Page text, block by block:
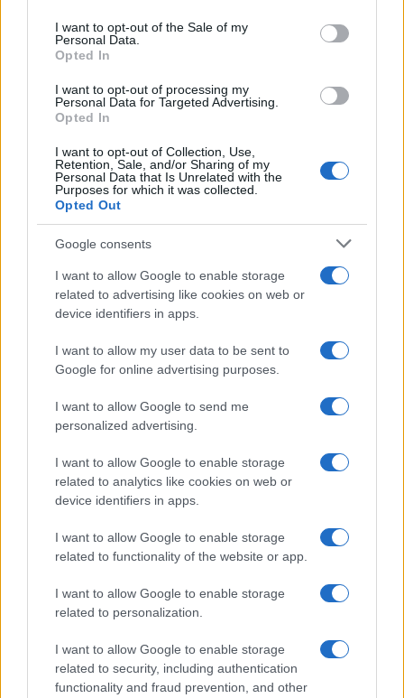
I want to opt-out of the Sale of my
Personal Data.
Opted In
I want to opt-out of processing my
Personal Data for Targeted Advertising.
Opted In
I want to opt-out of Collection, Use,
Retention, Sale, and/or Sharing of my
Personal Data that Is Unrelated with the
Purposes for which it was collected.
Opted Out
Google consents
I want to allow Google to enable storage
related to advertising like cookies on web or
device identifiers in apps.
I want to allow my user data to be sent to
Google for online advertising purposes.
I want to allow Google to send me
personalized advertising.
I want to allow Google to enable storage
related to analytics like cookies on web or
device identifiers in apps.
I want to allow Google to enable storage
related to functionality of the website or app.
I want to allow Google to enable storage
related to personalization.
I want to allow Google to enable storage
related to security, including authentication
functionality and fraud prevention, and other
Potrebbe essersi trattato di una sentenza del tribunale della
Sariah? Comunque ferma pietà per le vittime. R.I.P.
Rispondi
Maurizzzio
2 Giugno 2026, 13:55 13:55
Adesso le anime belle diranno che è colpa di Meloni
contraria al reddito minimo. Se avesse coinvolto dei bianchi
sovranisti sarebbe stato da notizia non stop nei TG. Al
momento sembra notizia “marginale”. Ovviamente
sorvolano sull’origine dei killer
Carica altri commenti
IL PIÙ LETTO DEL MESE